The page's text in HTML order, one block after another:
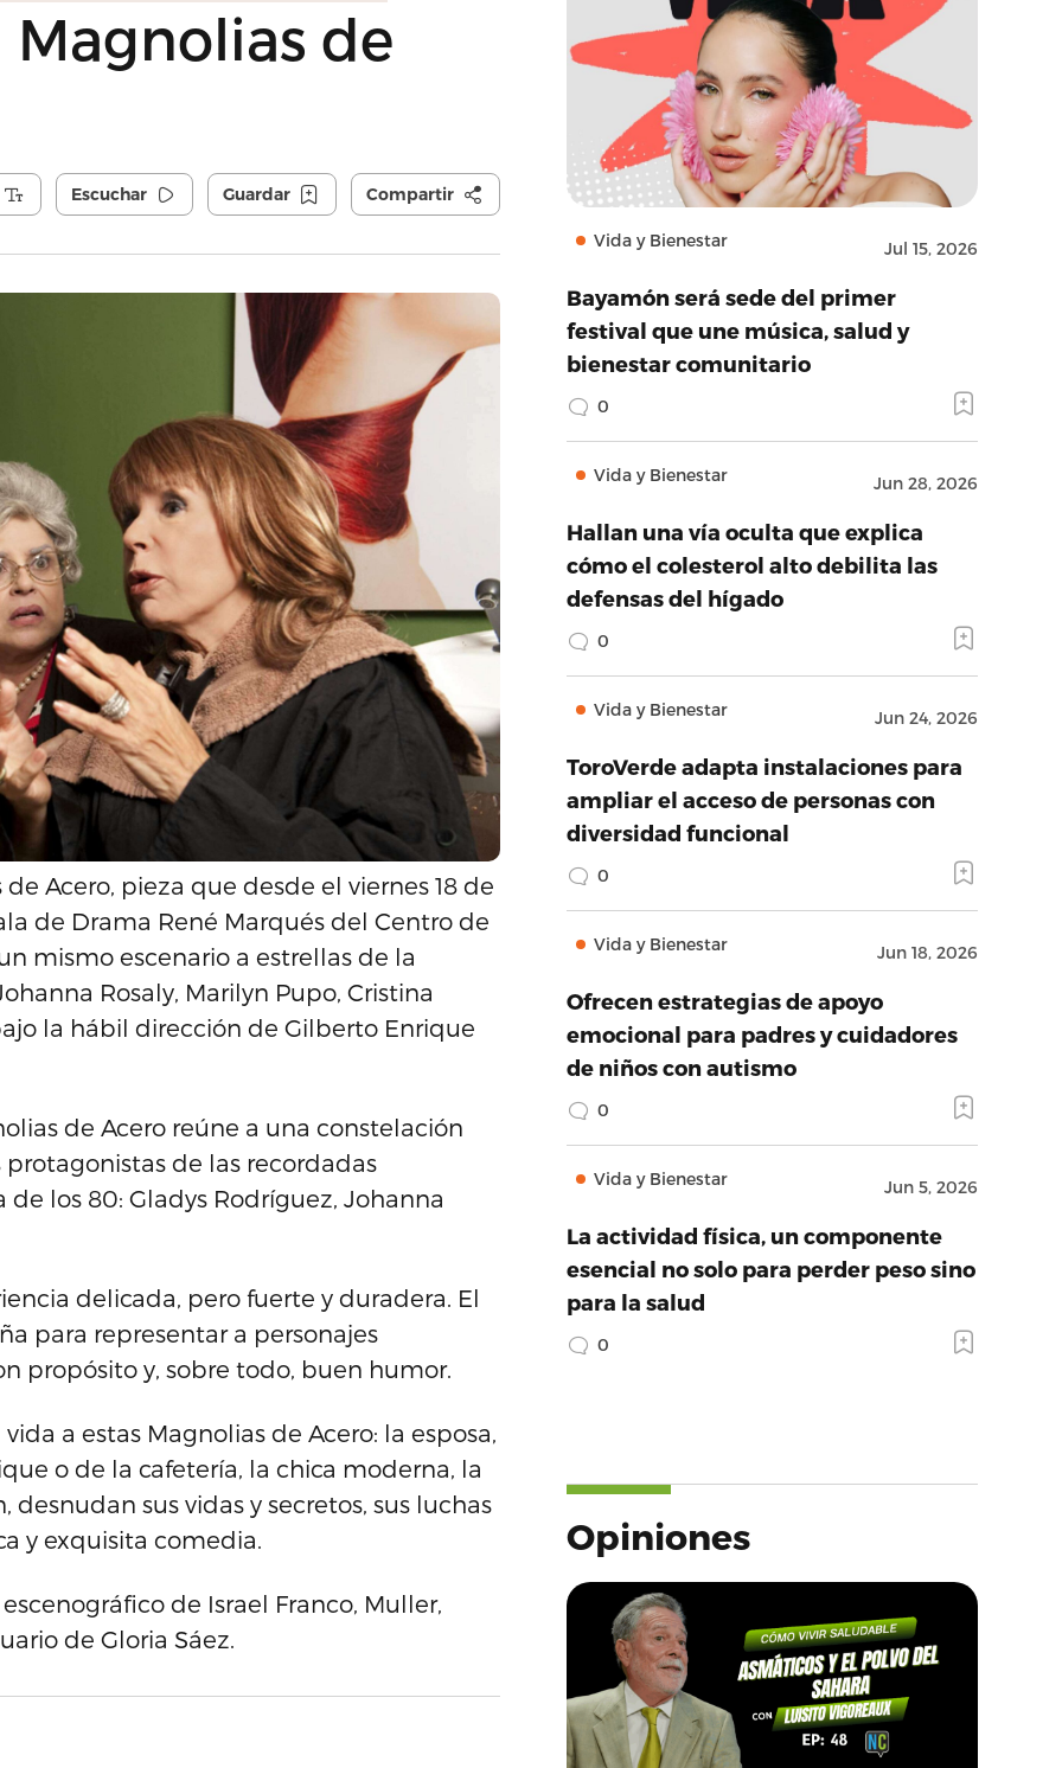
Magnolias de
Escuchar Guardar Compartir
Acero, pieza que desde el viernes 18 de
de Drama René Marqués del Centro de
mismo escenario a estrellas de la
Rosaly, Marilyn Pupo, Cristina
la hábil dirección de Gilberto Enrique
de Acero reúne a una constelación
de las recordadas
los 80: Gladys Rodríguez, Johanna
delicada, pero fuerte y duradera. El
para representar a personajes
propósito y, sobre todo, buen humor.
a estas Magnolias de Acero: la esposa,
o de la cafetería, la chica moderna, la
sus vidas y secretos, sus luchas
y exquisita comedia.
de Israel Franco, Muller,
de Gloria Sáez.
Vida y Bienestar Jul 15, 2026
Bayamón será sede del primer
festival que une música, salud y
bienestar comunitario
0
Vida y Bienestar Jun 28, 2026
Hallan una vía oculta que explica
cómo el colesterol alto debilita las
defensas del hígado
0
Vida y Bienestar Jun 24, 2026
ToroVerde adapta instalaciones para
ampliar el acceso de personas con
diversidad funcional
0
Vida y Bienestar Jun 18, 2026
Ofrecen estrategias de apoyo
emocional para padres y cuidadores
de niños con autismo
0
Vida y Bienestar Jun 5, 2026
La actividad física, un componente
esencial no solo para perder peso sino
para la salud
0
Opiniones